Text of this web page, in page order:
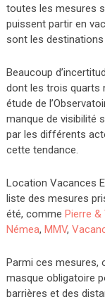
toutes les mesures
puissent partir en
sont les
Beaucoup
dont les trois quarts
étude de
manque de visibilité
par les différents
cette tendance.
Location Vacances
liste des mesures
été, comme Pierre &
Némea, MMV,
Parmi ces mesures,
masque obligatoire
barrières et des